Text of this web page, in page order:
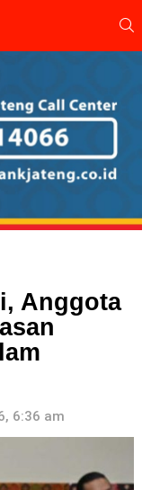
Anggota
6:36 am